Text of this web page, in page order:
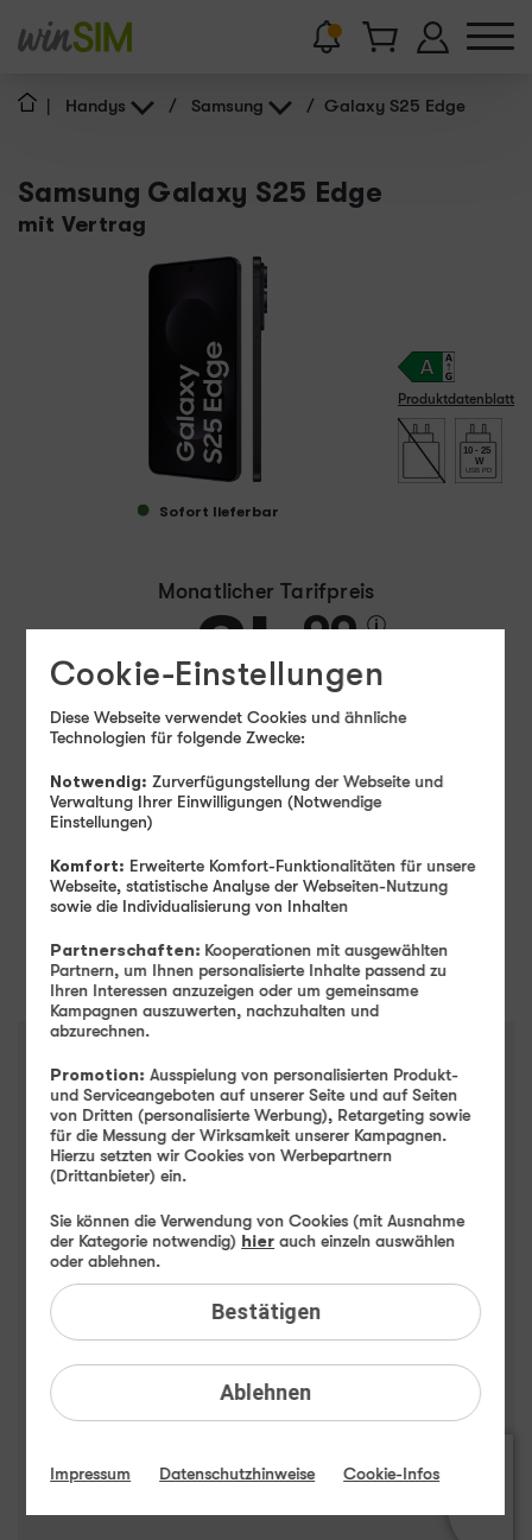
Handys / Samsung / Galaxy S25 Edge
Samsung Galaxy S25 Edge
mit Vertrag
Sofort lieferbar
Produktdatenblatt
10 - 25
W
USB PD
Monatlicher Tarifpreis
Ab 3499
€ mtl.
Farbe -Jet Black
256 GB
Weiter
Samsung Galaxy S25 Edge
Highlights
Cookie-Einstellungen
Diese Webseite verwendet Cookies und ähnliche
Technologien für folgende Zwecke:
Notwendig: Zurverfügungstellung der Webseite und
Verwaltung Ihrer Einwilligungen (Notwendige
Einstellungen)
Komfort: Erweiterte Komfort-Funktionalitäten für unsere
Webseite, statistische Analyse der Webseiten-Nutzung
sowie die Individualisierung von Inhalten
Partnerschaften: Kooperationen mit ausgewählten
Partnern, um Ihnen personalisierte Inhalte passend zu
Ihren Interessen anzuzeigen oder um gemeinsame
Kampagnen auszuwerten, nachzuhalten und
abzurechnen.
Promotion: Ausspielung von personalisierten Produkt-
und Serviceangeboten auf unserer Seite und auf Seiten
von Dritten (personalisierte Werbung), Retargeting sowie
für die Messung der Wirksamkeit unserer Kampagnen.
Hierzu setzten wir Cookies von Werbepartnern
(Drittanbieter) ein.
Ablehnen
Sie können die Verwendung von Cookies (mit Ausnahme
der Kategorie notwendig) hier auch einzeln auswählen
oder ablehnen.
Bestätigen
Impressum Datenschutzhinweise Cookie-Infos